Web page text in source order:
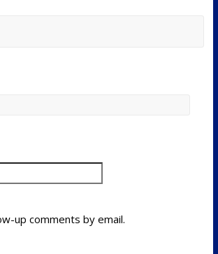
up comments by email.